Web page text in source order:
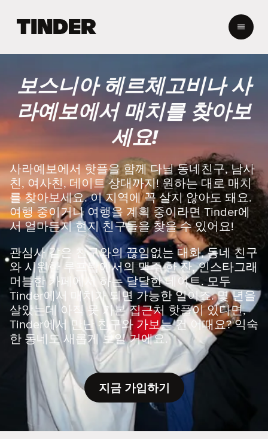
e
r
홈
보스니아 헤르체고비나 사
라예보에서 매치를 찾아보
세요!
사라예보에서 핫플을 함께 다닐 동네친구, 남사
친, 여사친, 데이트 상대까지! 원하는 대로 매치
를 찾아보세요. 이 지역에 꼭 살지 않아도 돼요.
여행 중이거나 여행을 계획 중이라면 Tinder에
서 얼마든지 현지 친구들을 찾을 수 있어요!
관심사 같은 친구와의 끊임없는 대화, 동네 친구
와 시원한 루프탑에서의 맥주 한 잔, 인스타그래
머블한 카페에서 하는 달달한 데이트. 모두
Tinder에서 매치가 되면 가능한 일이죠. 몇 년을
살았는데 아직 못 가본 집근처 핫플이 있다면,
Tinder에서 만난 친구와 가보는 건 어때요? 익숙
한 동네도 새롭게 보일 거에요.
지금 가입하기